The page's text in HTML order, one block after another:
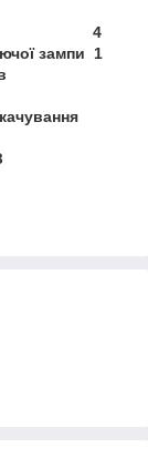
4
зампи 1
помпів
ЧТЗ